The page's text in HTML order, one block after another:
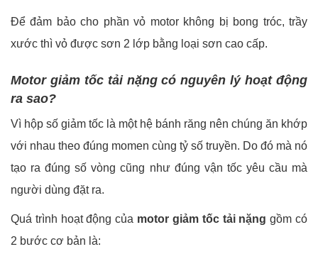
Để đảm bảo cho phần vỏ motor không bị bong tróc, trầy
xước thì vỏ được sơn 2 lớp bằng loại sơn cao cấp.
Motor giảm tốc tải nặng có nguyên lý hoạt động
ra sao?
Vì hộp số giảm tốc là một hệ bánh răng nên chúng ăn khớp
với nhau theo đúng momen cùng tỷ số truyền. Do đó mà nó
tạo ra đúng số vòng cũng như đúng vận tốc yêu cầu mà
người dùng đặt ra.
Quá trình hoạt động của motor giảm tốc tải nặng gồm có
2 bước cơ bản là: